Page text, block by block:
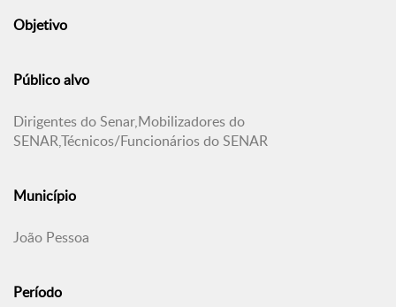
Objetivo
Público alvo
Dirigentes do Senar,Mobilizadores do
SENAR,Técnicos/Funcionários do SENAR
Município
João Pessoa
Período